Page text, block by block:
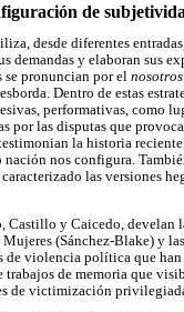
de
desde diferentes
demandas y elaboran sus
se pronuncian por el
Dentro de estas
performativas, como
por las disputas que
la historia
nos configura.
las versiones
Castillo y Caicedo,
(Sánchez-Blake) y
violencia política que
de memoria que
de victimización